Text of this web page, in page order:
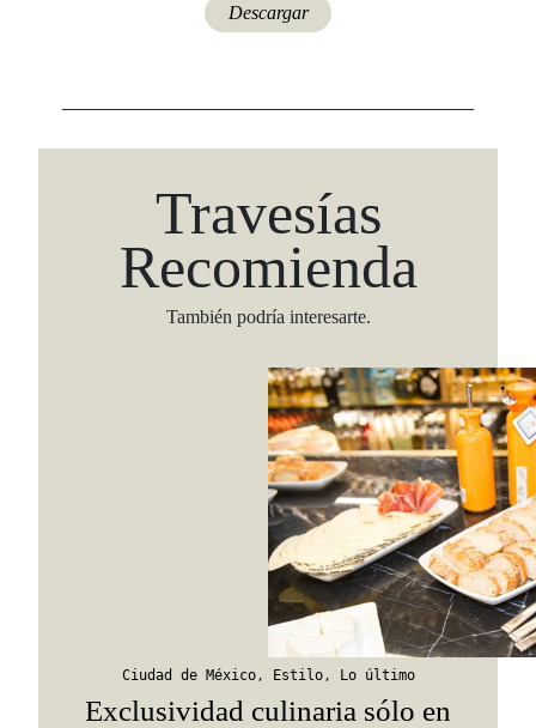
Descargar
Travesías
Recomienda
También podría interesarte.
Ciudad de México, Estilo, Lo último
Exclusividad culinaria sólo en
Viaja con Travesías, recibe cada semana
itinerarios, tips de insider y las guías más